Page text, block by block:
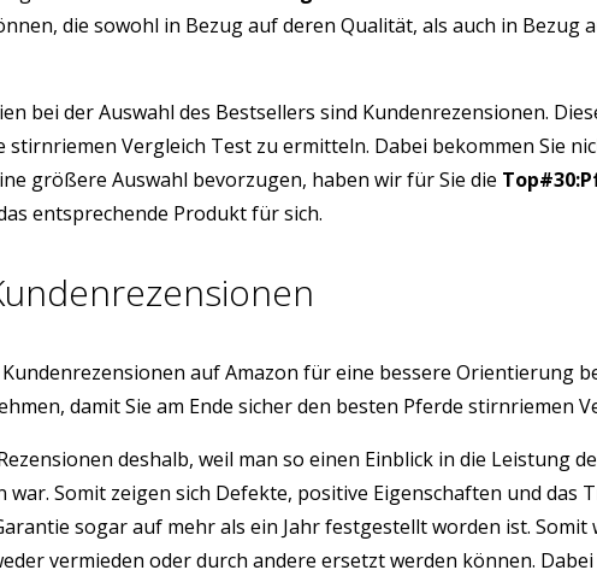
die sowohl in Bezug auf deren Qualität, als auch in Bezug
bei der Auswahl des Bestsellers sind Kundenrezensionen.
stirnriemen Vergleich Test zu ermitteln. Dabei bekommen Sie
größere Auswahl bevorzugen, haben wir für Sie die
entsprechende Produkt für sich.
auf Amazon für eine bessere Orientierung
damit Sie am Ende sicher den besten Pferde stirnriemen
deshalb, weil man so einen Einblick in die Leistung
Somit zeigen sich Defekte, positive Eigenschaften und
sogar auf mehr als ein Jahr festgestellt worden ist.
vermieden oder durch andere ersetzt werden können.